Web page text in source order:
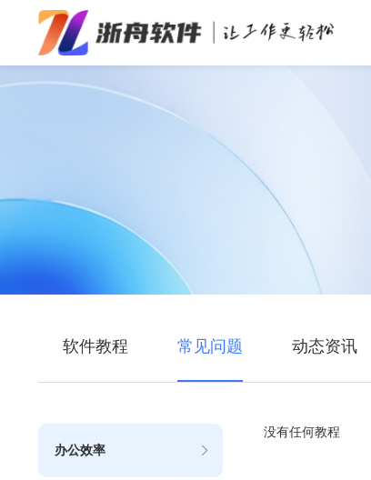
办公效率
软件教程 常见问题 动态资讯
办公效率
没有任何教程